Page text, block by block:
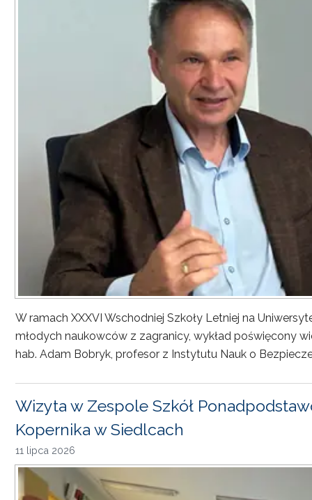
W ramach XXXVI Wschodniej Szkoły Letniej na
młodych naukowców z zagranicy, wykład poświęcony
hab. Adam Bobryk, profesor z Instytutu Nauk o
Wizyta w Zespole Szkół
Kopernika w Siedlcach
11 lipca 2026